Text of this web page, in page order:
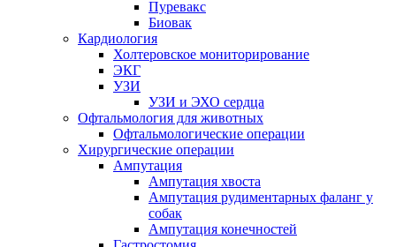
Пуревакс
Биовак
Кардиология
Холтеровское мониторирование
ЭКГ
УЗИ
УЗИ и ЭХО сердца
Офтальмология для животных
Офтальмологические операции
Хирургические операции
Ампутация
Ампутация хвоста
Ампутация рудиментарных фаланг у
собак
Ампутация конечностей